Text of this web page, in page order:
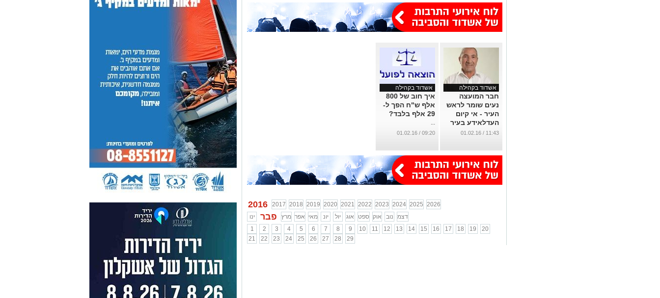
ובתינוקות?"
אשדוד בקהילה
חבר המועצה
נעים שומר לראש
העיר - אי קיום
העדלאידע בעיר
מהווה זלזול
...
11:43 / 01.02.16
אשדוד בקהילה
איך חוב של 800
אלף ש"ח הפך ל-
29 אלף בלבד?
...
09:20 / 01.02.16
2016 2017 2018 2019 2020 2021 2022 2023 2024 2025 2026
ינו
פבר מרץ אפר מאי יונ יול אוג ספט אוק נוב
דצמ
1
2 3 4 5 6 7 8 9 10 11 12 13 14 15 16 17 18 19
20
21
22 23 24 25 26 27 28 29